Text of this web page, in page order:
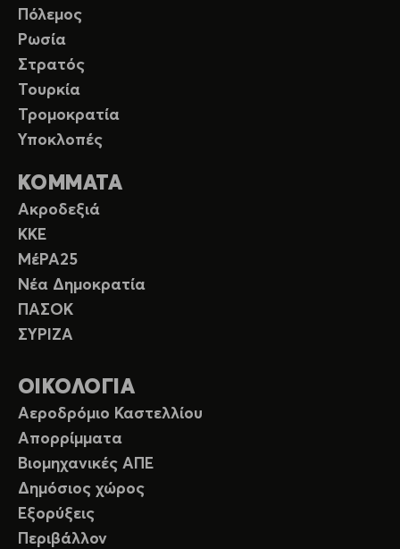
Πόλεμος
Ρωσία
Στρατός
Τουρκία
Τρομοκρατία
Υποκλοπές
ΚΟΜΜΑΤΑ
Ακροδεξιά
ΚΚΕ
ΜέΡΑ25
Νέα Δημοκρατία
ΠΑΣΟΚ
ΣΥΡΙΖΑ
ΟΙΚΟΛΟΓΙΑ
Αεροδρόμιο Καστελλίου
Απορρίμματα
Βιομηχανικές ΑΠΕ
Δημόσιος χώρος
Εξορύξεις
Περιβάλλον